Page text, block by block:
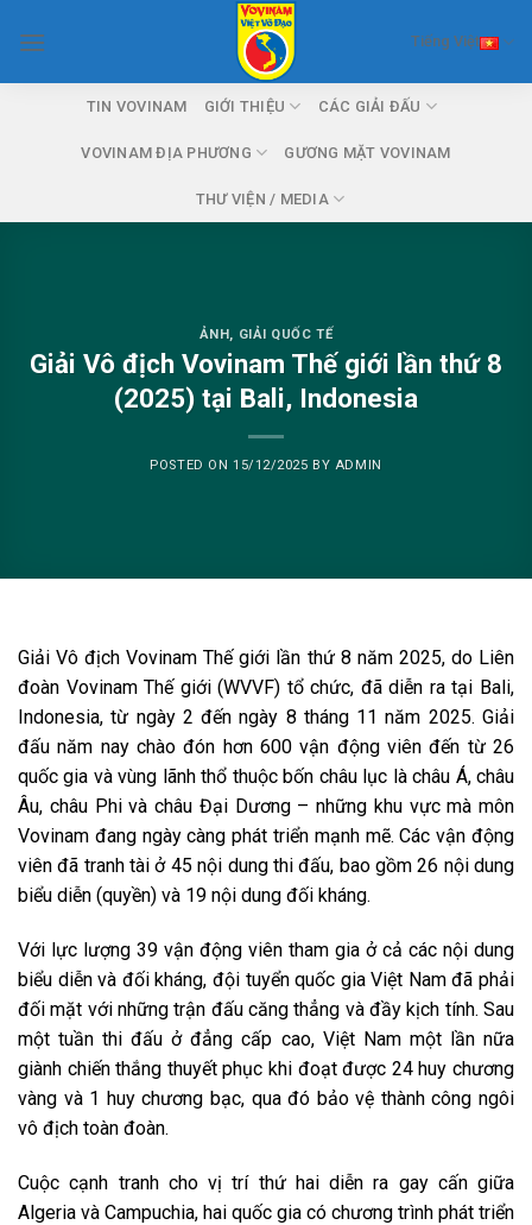
Tiếng Việt
TIN VOVINAM GIỚI THIỆU CÁC GIẢI ĐẤU
VOVINAM ĐỊA PHƯƠNG GƯƠNG MẶT VOVINAM
THƯ VIỆN / MEDIA
ẢNH, GIẢI QUỐC TẾ
Giải Vô địch Vovinam Thế giới lần thứ 8
(2025) tại Bali, Indonesia
POSTED ON 15/12/2025 BY ADMIN
Giải Vô địch Vovinam Thế giới lần thứ 8 năm 2025, do Liên
đoàn Vovinam Thế giới (WVVF) tổ chức, đã diễn ra tại Bali,
Indonesia, từ ngày 2 đến ngày 8 tháng 11 năm 2025. Giải
đấu năm nay chào đón hơn 600 vận động viên đến từ 26
quốc gia và vùng lãnh thổ thuộc bốn châu lục là châu Á, châu
Âu, châu Phi và châu Đại Dương – những khu vực mà môn
Vovinam đang ngày càng phát triển mạnh mẽ. Các vận động
viên đã tranh tài ở 45 nội dung thi đấu, bao gồm 26 nội dung
biểu diễn (quyền) và 19 nội dung đối kháng.
Với lực lượng 39 vận động viên tham gia ở cả các nội dung
biểu diễn và đối kháng, đội tuyển quốc gia Việt Nam đã phải
đối mặt với những trận đấu căng thẳng và đầy kịch tính. Sau
một tuần thi đấu ở đẳng cấp cao, Việt Nam một lần nữa
giành chiến thắng thuyết phục khi đoạt được 24 huy chương
vàng và 1 huy chương bạc, qua đó bảo vệ thành công ngôi
vô địch toàn đoàn.
Cuộc cạnh tranh cho vị trí thứ hai diễn ra gay cấn giữa
Algeria và Campuchia, hai quốc gia có chương trình phát triển